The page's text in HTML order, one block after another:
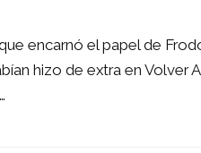
encarnó el papel de
hizo de extra en Volver